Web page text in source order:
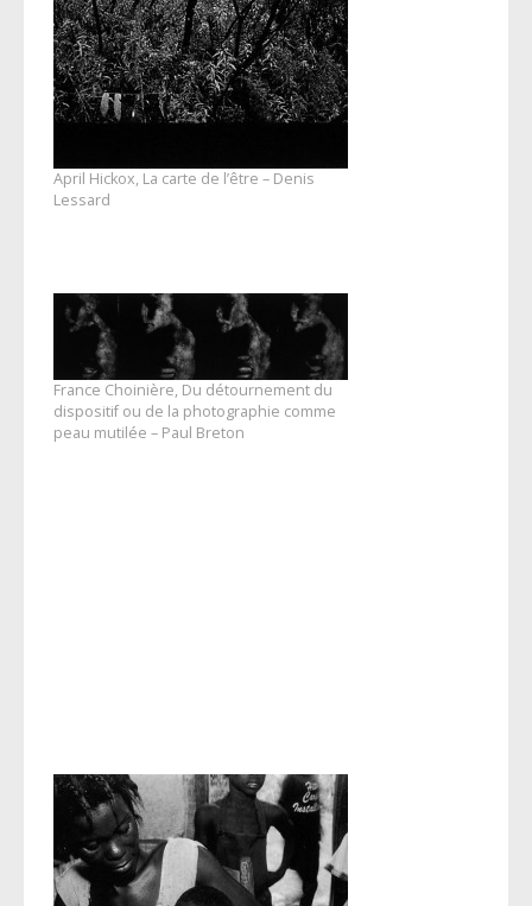
April Hickox, La carte de l’être – Denis
Lessard
France Choinière, Du détournement du
dispositif ou de la photographie comme
peau mutilée – Paul Breton